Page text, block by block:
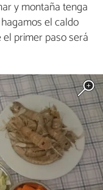
y montaña tenga
el caldo
primer paso será